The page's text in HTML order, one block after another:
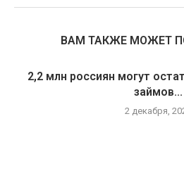
ВАМ ТАКЖЕ МОЖЕТ
2,2 млн россиян могут
займов...
2 декабря,